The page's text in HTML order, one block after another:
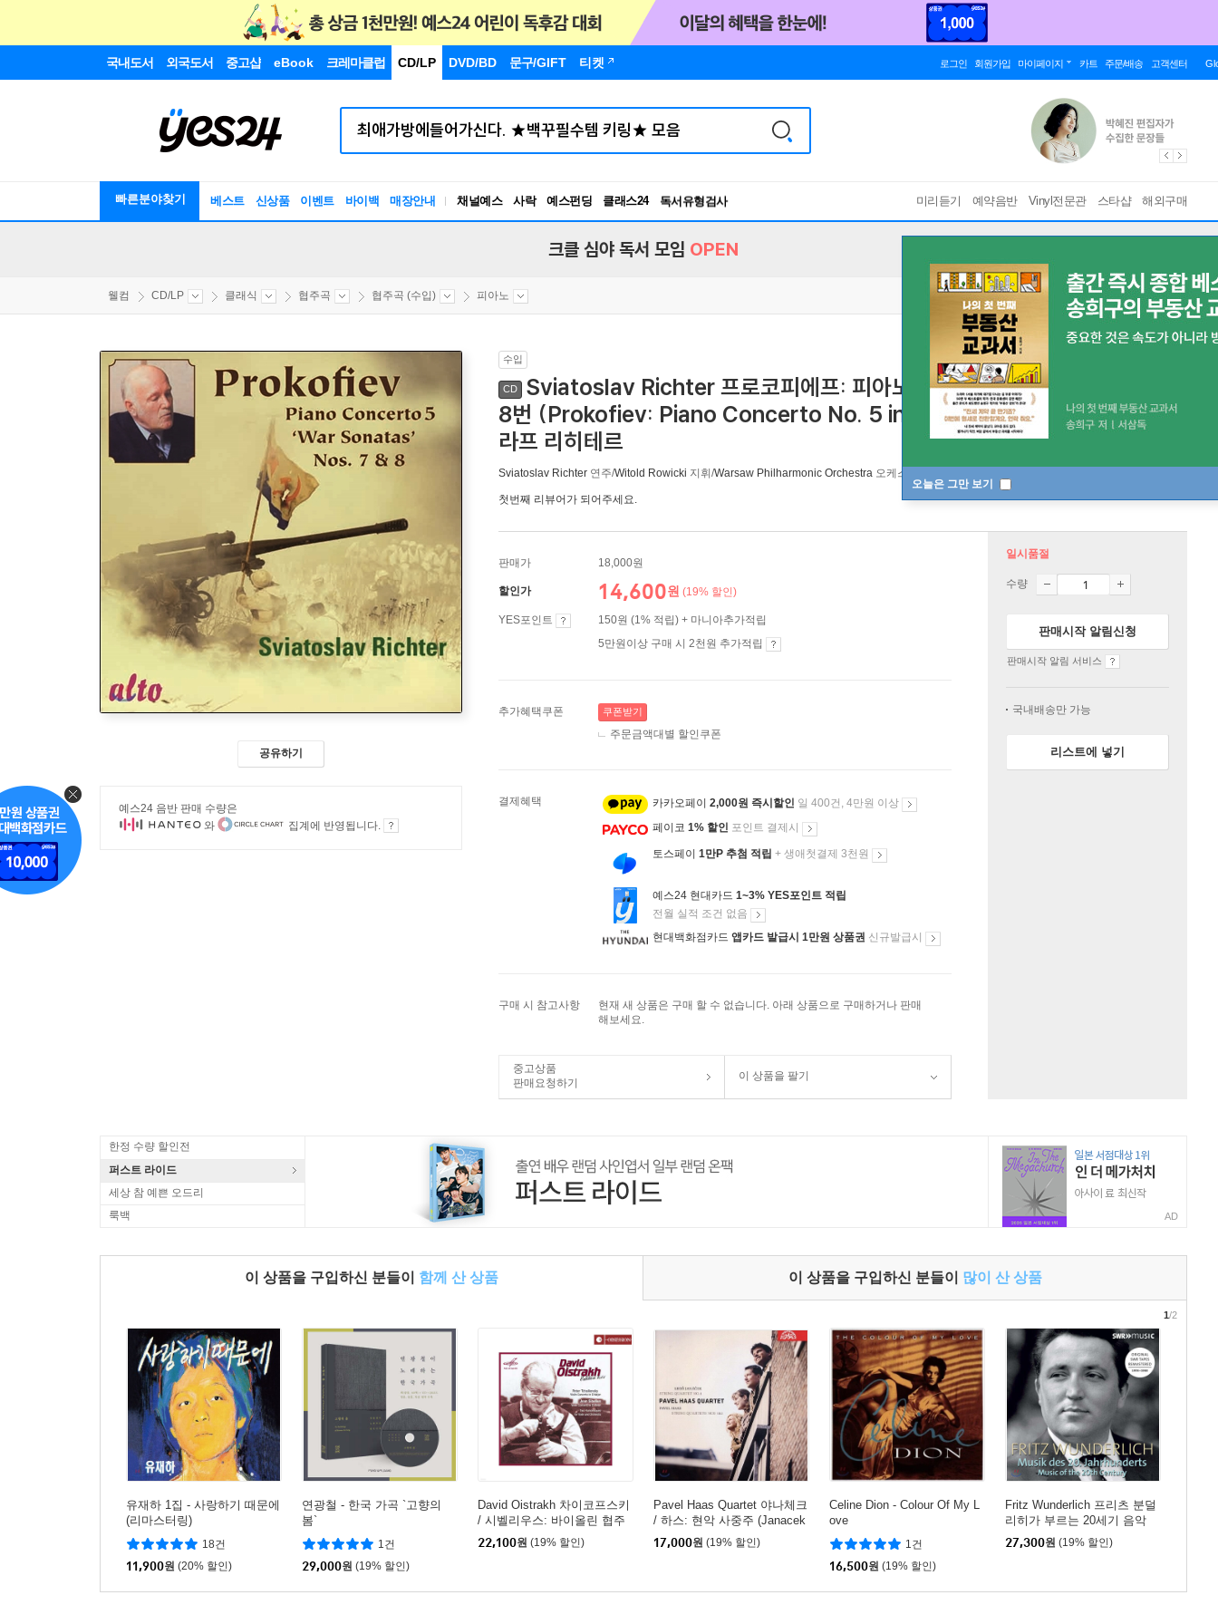
국내도서 외국도서 중고샵 eBook 크레마클럽 CD/LP DVD/BD 문구/GIFT 티켓 로그인 회원가입 마이페이지 카트 주문/배송 고객센터
빠른분야찾기 베스트 신상품 이벤트 바이백 매장안내 채널예스 사락 예스펀딩 클래스24
독서유형검사
RBTI Lab
미리듣기 예약음반 Vinyl전문관 스타샵 해외구매
오늘은 그만 보기
크클 심야 독서 모임 OPEN
웰컴 CD/LP 클래식 협주곡 협주곡 (수입) 피아노
공유하기
예스24 음반 판매 수량은
와
집계에 반영됩니다.
수입
CD
Sviatoslav Richter 프로코피에프: 피아노 협주곡 5번, 피아노 소나타 7,
8번 (Prokofiev: Piano Concerto No. 5 in G major, Op. 55) 스비아토슬
라프 리히테르
Sviatoslav Richter 연주/Witold Rowicki 지휘/Warsaw Philharmonic Orchestra 오케스트라
첫번째 리뷰어가 되어주세요.
판매가 18,000원
할인가 14,600원 (19% 할인)
YES포인트
150원 (1% 적립) + 마니아추가적립
5만원이상 구매 시 2천원 추가적립
추가혜택쿠폰 쿠폰받기
주문금액대별 할인쿠폰
결제혜택 카카오페이 2,000원 즉시할인 일 400건, 4만원 이상
페이코 1% 할인 포인트 결제시
토스페이 1만P 추첨 적립 + 생애첫결제 3천원
예스24 현대카드 1~3% YES포인트 적립
전월 실적 조건 없음
현대백화점카드 앱카드 발급시 1만원 상품권 신규발급시
구매 시 참고사항
현재 새 상품은 구매 할 수 없습니다. 아래 상품으로 구매하거나 판매
해보세요.
중고상품
판매요청하기
이 상품을 팔기
일시품절
수량
판매시작 알림신청
판매시작 알림 서비스
국내배송만 가능
리스트에 넣기
한정 수량 할인전
퍼스트 라이드
세상 참 예쁜 오드리
룩백
AD
이 상품을 구입하신 분들이 함께 산 상품 이 상품을 구입하신 분들이 많이 산 상품
유재하 1집 - 사랑하기 때문에
(리마스터링)
18건
11,900원 (20% 할인)
연광철 - 한국 가곡 `고향의
봄`
1건
29,000원 (19% 할인)
David Oistrakh 차이코프스키
/ 시벨리우스: 바이올린 협주
곡 (Edition Vol.1)
22,100원 (19% 할인)
Pavel Haas Quartet 야나체크
/ 하스: 현악 사중주 (Janacek
/ Haas: String Quartets)
17,000원 (19% 할인)
Celine Dion - Colour Of My L
ove
1건
16,500원 (19% 할인)
Fritz Wunderlich 프리츠 분덜
리히가 부르는 20세기 음악
(Music of the 20th Century)
27,300원 (19% 할인)
1/2